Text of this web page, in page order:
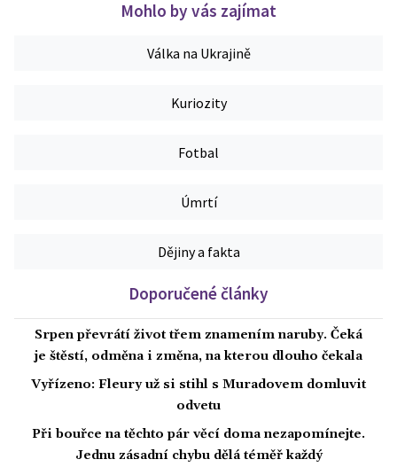
Mohlo by vás zajímat
Válka na Ukrajině
Kuriozity
Fotbal
Úmrtí
Dějiny a fakta
Doporučené články
Srpen převrátí život třem znamením naruby. Čeká
je štěstí, odměna i změna, na kterou dlouho čekala
Vyřízeno: Fleury už si stihl s Muradovem domluvit
odvetu
Při bouřce na těchto pár věcí doma nezapomínejte.
Jednu zásadní chybu dělá téměř každý